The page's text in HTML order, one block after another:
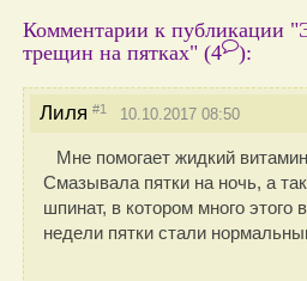
Комментарии к публикации
трещин на пятках" (4 ):
Лиля #1 10.10.2017 08:50
Мне помогает жидкий
Смазывала пятки на ночь, а
шпинат, в котором много этого
недели пятки стали